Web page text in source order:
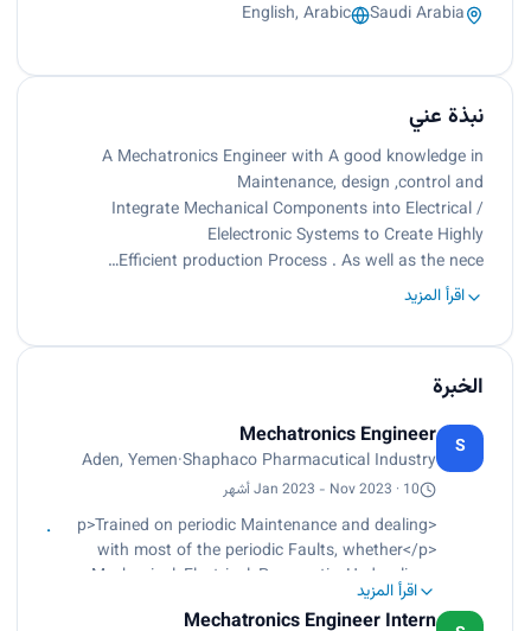
Saudi Arabia
English, Arabic
نبذة عني
A Mechatronics Engineer with A good knowledge in
Maintenance, design ,control and
Integrate Mechanical Components into Electrical /
Elelectronic Systems to Create Highly
Efficient production Process . As well as the nece…
اقرأ المزيد
الخبرة
S
Mechatronics Engineer
Shaphaco Pharmacutical Industry
·
Aden, Yemen
Jan 2023 - Nov 2023 · 10 أشهر
<p>Trained on periodic Maintenance and dealing
with most of the periodic Faults, whether</p>
<p>Mechanical, Electrical, Pneumatic, Hydraulic or
Electronic . And repairing Them at least time</p>
اقرأ المزيد
Mechatronics Engineer Intern